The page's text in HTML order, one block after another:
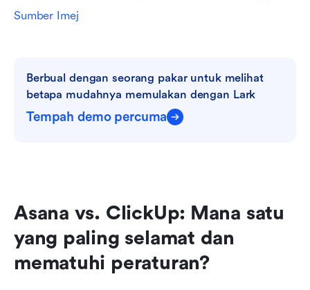
Sumber Imej
Berbual dengan seorang pakar untuk melihat
betapa mudahnya memulakan dengan Lark
Tempah demo percuma
Asana vs. ClickUp: Mana satu
yang paling selamat dan
mematuhi peraturan?